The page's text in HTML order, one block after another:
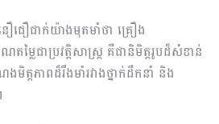
ឿជឿជាក់យ៉ាងមុតមាំថា គ្រឿង
លៃជាប្រវត្តិសាស្ត្រ គឺជានិមិត្តរូបដ៏សំខាន់
មិត្តភាព​ដ៏រឹ​ង​​មាំរវាងថ្នាក់ដឹកនាំ និង